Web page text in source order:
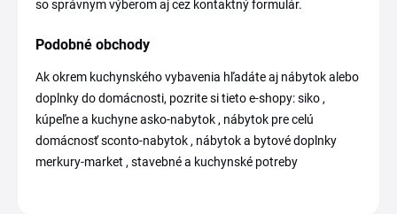
so správnym výberom aj cez kontaktný formulár.
Podobné obchody
Ak okrem kuchynského vybavenia hľadáte aj nábytok alebo
doplnky do domácnosti, pozrite si tieto e-shopy: siko ,
kúpeľne a kuchyne asko-nabytok , nábytok pre celú
domácnosť sconto-nabytok , nábytok a bytové doplnky
merkury-market , stavebné a kuchynské potreby